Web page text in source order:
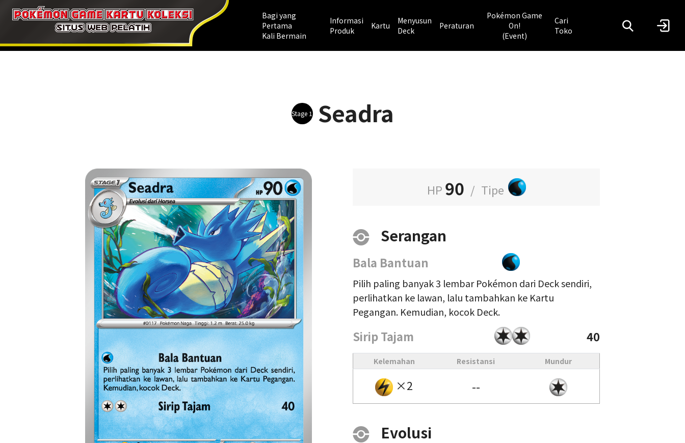
Bagi yang
Pertama
Kali Bermain
Informasi
Produk
Kartu
Menyusun
Deck
Peraturan
Pokémon Game
On!
(Event)
Cari
Toko
Stage 1Seadra
HP 90 / Tipe
Serangan
Bala Bantuan
Pilih paling banyak 3 lembar Pokémon dari Deck sendiri,
perlihatkan ke lawan, lalu tambahkan ke Kartu
Pegangan. Kemudian, kocok Deck.
Sirip Tajam 40
Kelemahan Resistansi Mundur
×2 --
Evolusi